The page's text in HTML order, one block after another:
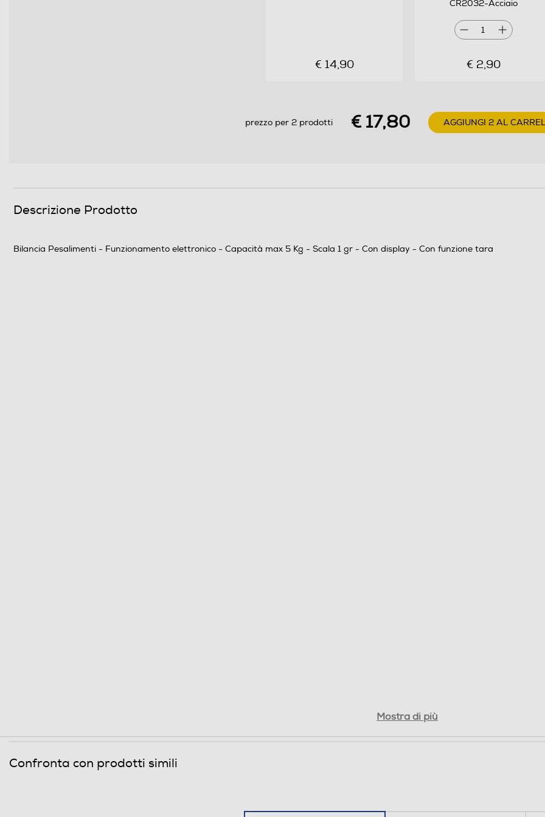
Larghezza-mm 155
Profondità-mm
€ 14,90
CR2032-Acciaio
1
€ 2,90
prezzo per 2 prodotti € 17,80 AGGIUNGI 2 AL
Descrizione Prodotto
Bilancia Pesalimenti - Funzionamento elettronico - Capacità max 5 Kg - Scala 1 gr - Con display - Con funzione tara
Mostra di più
Confronta con prodotti simili